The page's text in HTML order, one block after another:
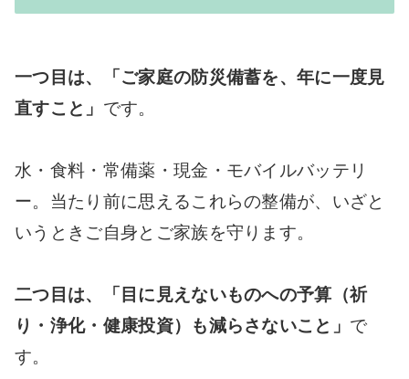
一つ目は、「ご家庭の防災備蓄を、年に一度見
直すこと」 です。
水・食料・常備薬・現金・モバイルバッテリ
ー。当たり前に思えるこれらの整備が、いざと
いうときご自身とご家族を守ります。
二つ目は、「目に見えないものへの予算（祈
り・浄化・健康投資）も減らさないこと」 で
す。